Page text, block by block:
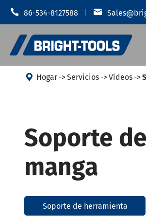
 86-534-8127588 
Herramientas estáticas e
Herramientas de perforación
Vibración anti
 Hogar Servicios Vídeos
Soporte
manga
Soporte de herramienta